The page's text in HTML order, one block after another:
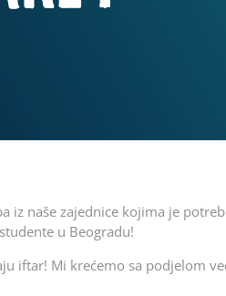
naše zajednice kojima je
u Beogradu!
iftar! Mi krećemo sa podjelom